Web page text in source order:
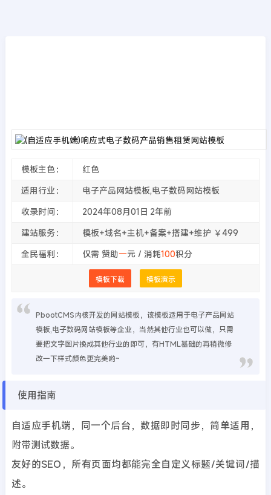
模板主色：
红色
适用行业：
电子产品网站模板,电子数码网站模板
收录时间：
2024年08月01日 2年前
建站服务：
模板+域名+主机+备案+搭建+维护 ￥499
全民福利：
仅需 赞助一元 / 消耗100积分
模板下载 模板演示
PbootCMS内核开发的网站模板，该模板适用于电子产品网站
模板,电子数码网站模板等企业，当然其他行业也可以做，只需
要把文字图片换成其他行业的即可，有HTML基础的再稍微修
改一下样式颜色更完美哟~
使用指南
自适应手机端，同一个后台，数据即时同步，简单适用，
附带测试数据。
友好的SEO，所有页面均都能完全自定义标题/关键词/描
述。